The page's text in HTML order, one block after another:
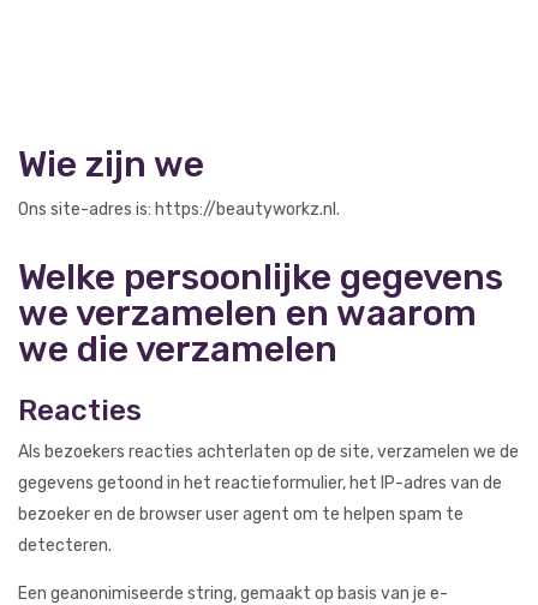
Wie zijn we
Ons site-adres is: https://beautyworkz.nl.
Welke persoonlijke gegevens
we verzamelen en waarom
we die verzamelen
Reacties
Als bezoekers reacties achterlaten op de site, verzamelen we de
gegevens getoond in het reactieformulier, het IP-adres van de
bezoeker en de browser user agent om te helpen spam te
detecteren.
Een geanonimiseerde string, gemaakt op basis van je e-